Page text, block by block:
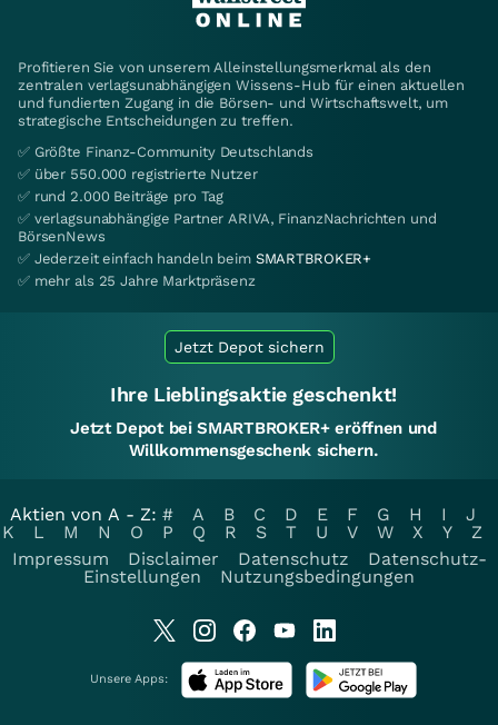
Profitieren Sie von unserem Alleinstellungsmerkmal als den
zentralen verlagsunabhängigen Wissens-Hub für einen aktuellen
und fundierten Zugang in die Börsen- und Wirtschaftswelt, um
strategische Entscheidungen zu treffen.
✅ Größte Finanz-Community Deutschlands
✅ über 550.000 registrierte Nutzer
✅ rund 2.000 Beiträge pro Tag
✅ verlagsunabhängige Partner ARIVA, FinanzNachrichten und
BörsenNews
✅ Jederzeit einfach handeln beim SMARTBROKER+
✅ mehr als 25 Jahre Marktpräsenz
Jetzt Depot sichern
Ihre Lieblingsaktie geschenkt!
Jetzt Depot bei SMARTBROKER+ eröffnen und
Willkommensgeschenk sichern.
Aktien von A - Z: # A B C D E F G H I
J
K
L M N O P Q R S T U V W X Y
Z
Impressum
Disclaimer Datenschutz
Datenschutz-
Einstellungen
Nutzungsbedingungen
Unsere Apps: